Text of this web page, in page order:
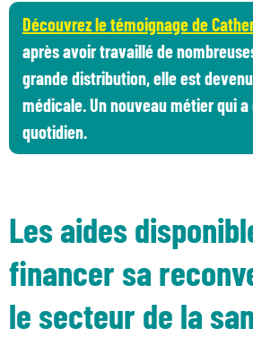
Découvrez le témoignage de
après avoir travaillé de
grande distribution, elle est
médicale. Un nouveau métier qui
quotidien.
Les aides
financer sa
le secteur de la